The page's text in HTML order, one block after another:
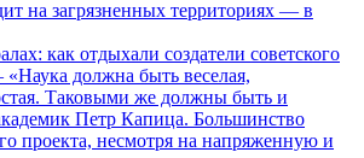
на загрязненных территориях — в
как отдыхали создатели советского
должна быть веселая,
Таковыми же должны быть и
Петр Капица. Большинство
проекта, несмотря на напряженную и